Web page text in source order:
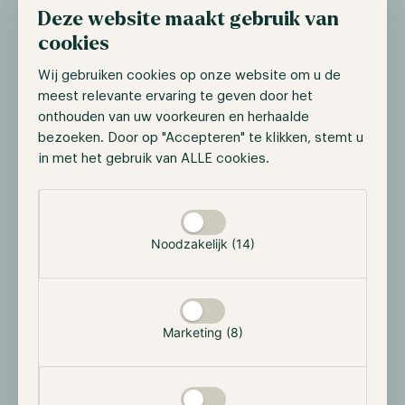
Deze website maakt gebruik van
cookies
Wij gebruiken cookies op onze website om u de
meest relevante ervaring te geven door het
onthouden van uw voorkeuren en herhaalde
bezoeken. Door op "Accepteren" te klikken, stemt u
in met het gebruik van ALLE cookies.
Noodzakelijk (14)
Marketing (8)
hypotheekobligaties
Trump gaf afgelopen week opdracht tot de aankoop
van circa 200 miljard dollar aan hypotheekobligaties.
Officieel is het doel de hypotheekrente te drukken en
de huizenmarkt toegankelijker te maken, maar extra
vraag naar mortgage-backed securities kan ook de
liquiditeit in de markt vergroten.
Politiek past dit in een patroon waarin Trump, zoals
eerder vermeld in conflict met de Fed, zelf
economische impulsen wil geven. Voor beleggers is
het financiële condities versoepelen en risk assets
ondersteunen, maar het roept ook discussie op over
de grens tussen overheidsbeleid en centrale